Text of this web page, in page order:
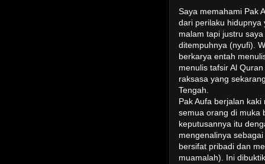
Saya memahami Pak
dari perilaku hidupnya
malam tapi justru
ditempuhnya (nyufi).
berkarya entah
menulis tafsir Al
raksasa yang
Tengah.
Pak Aufa berjalan
semua orang di muka
keputusannya itu
mengenalinya
bersifat pribadi dan
muamalah). Ini